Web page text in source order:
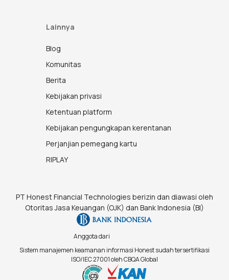
PT Honest Financial Technologies berizin dan diawasi oleh
Otoritas Jasa Keuangan (OJK) dan Bank Indonesia (BI)
Anggota dari
Sistem manajemen keamanan informasi Honest sudah tersertifikasi
ISO/IEC 27001 oleh CBQA Global
Lainnya
Blog
Komunitas
Berita
Kebijakan privasi
Ketentuan platform
Kebijakan pengungkapan kerentanan
Perjanjian pemegang kartu
RIPLAY